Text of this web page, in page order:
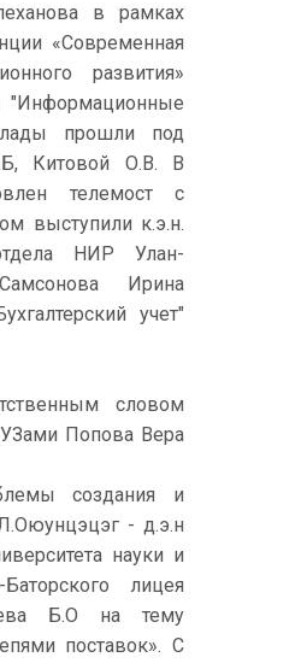
в рамках
«Современная
развития»
"Информационные
прошли под
Китовой О.В. В
телемост с
выступили к.э.н.
НИР Улан-
Ирина
учет"
словом
Попова Вера
создания и
- д.э.н
науки и
лицея
Б.О на тему
поставок». С